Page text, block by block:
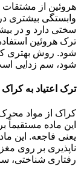
هروئین از
وابستگی بیشتری
سختی دارد و در
ترک هروئین
شود. روش بهتری
شود، سم زدایی
ترک اعتیاد به
کراک از مواد
این ماده
یعنی فاجعه. این
ناپذیری بر روی
رفتاری شناختی،